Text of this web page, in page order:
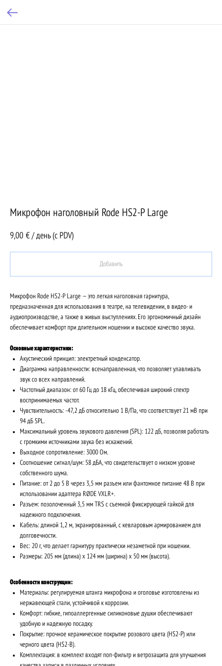
Микрофон наголовный Rode HS2-P Large
9,00 € / день (c PDV)
Добавить
Микрофон Rode HS2-P Large — это легкая наголовная гарнитура,
предназначенная для использования в театре, на телевидении, в видео- и
аудиопроизводстве, а также в живых выступлениях. Его эргономичный дизайн
обеспечивает комфорт при длительном ношении и высокое качество звука.
Основные характеристики:
Акустический принцип: электретный конденсатор.
Диаграмма направленности: всенаправленная, что позволяет улавливать
звук со всех направлений.
Частотный диапазон: от 60 Гц до 18 кГц, обеспечивая широкий спектр
воспринимаемых частот.
Чувствительность: -47,2 дБ относительно 1 В/Па, что соответствует 21 мВ при
94 дБ SPL.
Максимальный уровень звукового давления (SPL): 122 дБ, позволяя работать
с громкими источниками звука без искажений.
Выходное сопротивление: 3000 Ом.
Соотношение сигнал/шум: 58 дБА, что свидетельствует о низком уровне
собственного шума.
Питание: от 2 до 5 В через 3,5 мм разъем или фантомное питание 48 В при
использовании адаптера RØDE VXLR+.
Разъем: позолоченный 3,5 мм TRS с съемной фиксирующей гайкой для
надежного подключения.
Кабель: длиной 1,2 м, экранированный, с кевларовым армированием для
долговечности.
Вес: 20 г, что делает гарнитуру практически незаметной при ношении.
Размеры: 205 мм (длина) x 124 мм (ширина) x 50 мм (высота).
Особенности конструкции:
Материалы: регулируемая штанга микрофона и оголовье изготовлены из
нержавеющей стали, устойчивой к коррозии.
Комфорт: гибкие, гипоаллергенные силиконовые душки обеспечивают
удобную и надежную посадку.
Покрытие: прочное керамическое покрытие розового цвета (HS2-P) или
черного цвета (HS2-B).
Комплектация: в комплект входят поп-фильтр и ветрозащита для улучшения